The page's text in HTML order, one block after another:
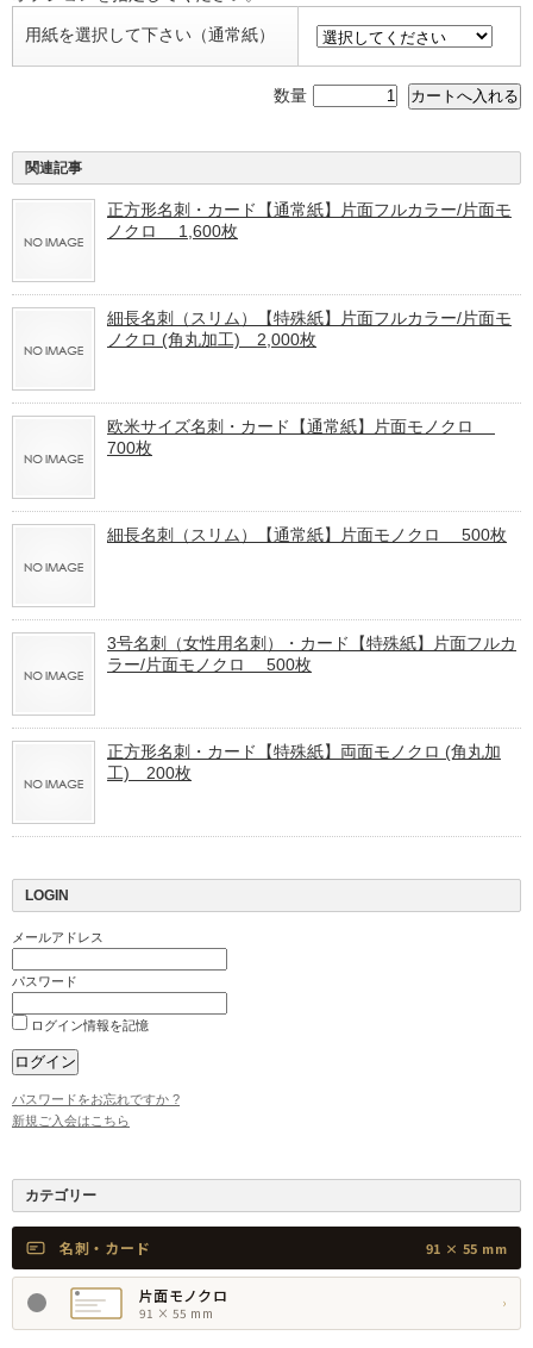
用紙を選択して下さい（通常紙）
数量
関連記事
正方形名刺・カード【通常紙】片面フルカラー/片面モ
ノクロ 1,600枚
細長名刺（スリム）【特殊紙】片面フルカラー/片面モ
ノクロ (角丸加工) 2,000枚
欧米サイズ名刺・カード【通常紙】片面モノクロ
700枚
細長名刺（スリム）【通常紙】片面モノクロ 500枚
3号名刺（女性用名刺）・カード【特殊紙】片面フルカ
ラー/片面モノクロ 500枚
正方形名刺・カード【特殊紙】両面モノクロ (角丸加
工) 200枚
LOGIN
メールアドレス
パスワード
ログイン情報を記憶
パスワードをお忘れですか ?
新規ご入会はこちら
カテゴリー
名刺・カード 91 × 55 mm
片面モノクロ
91 × 55 mm
›